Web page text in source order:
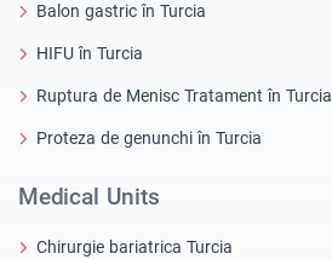
Balon gastric în Turcia
HIFU în Turcia
Ruptura de Menisc Tratament în Turcia
Proteza de genunchi în Turcia
Medical Units
Chirurgie bariatrica Turcia